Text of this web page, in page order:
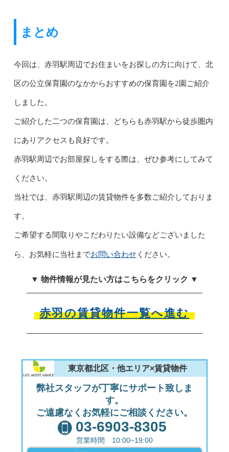
まとめ
今回は、赤羽駅周辺でお住まいをお探しの方に向けて、北
区の公立保育園のなかからおすすめの保育園を2園ご紹介
しました。
ご紹介した二つの保育園は、どちらも赤羽駅から徒歩圏内
にありアクセスも良好です。
赤羽駅周辺でお部屋探しをする際は、ぜひ参考にしてみて
ください。
当社では、赤羽駅周辺の賃貸物件を多数ご紹介しておりま
す。
ご希望する間取りやこだわりたい設備などございました
ら、お気軽に当社までお問い合わせください。
▼ 物件情報が見たい方はこちらをクリック ▼
赤羽の賃貸物件一覧へ進む
東京都北区・他エリア×賃貸物件
弊社スタッフが丁寧にサポート致しま
す。
ご遠慮なくお気軽にご相談ください。
03-6903-8305
営業時間 10:00~19:00